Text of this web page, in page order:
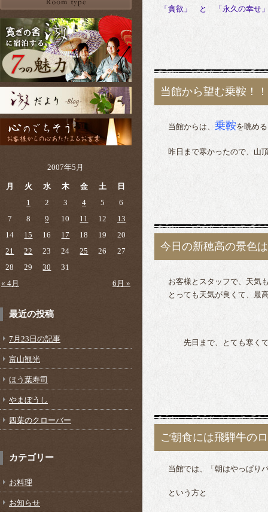
2007年5月
月 火 水 木 金 土 日
« 4月 6月 »
1 2 3 4 5
6
7
8 9 10 11 12
13
14
15 16 17 18 19
20
21
22 23 24 25 26
27
28
29 30 31
最近の投稿
7月23日の記事
富山観光
ほう葉寿司
やまぼうし
四葉のクローバー
カテゴリー
お料理
お知らせ
「貪欲」　と　「永久の幸
当館から望む乗鞍！！
当館からは、 乗鞍を眺め
昨日まで寒かったので、山
今日の新穂高の景色
お客様とスタッフで、天気
とっても天気が良くて、最
先日まで、とても寒くて
ご朝食には飛騨牛の
当館では、「朝はやっぱり
という方と